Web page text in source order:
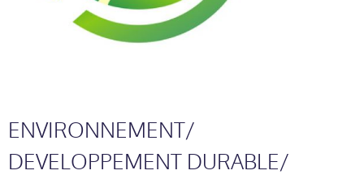
ENVIRONNEMENT/
DEVELOPPEMENT DURABLE/